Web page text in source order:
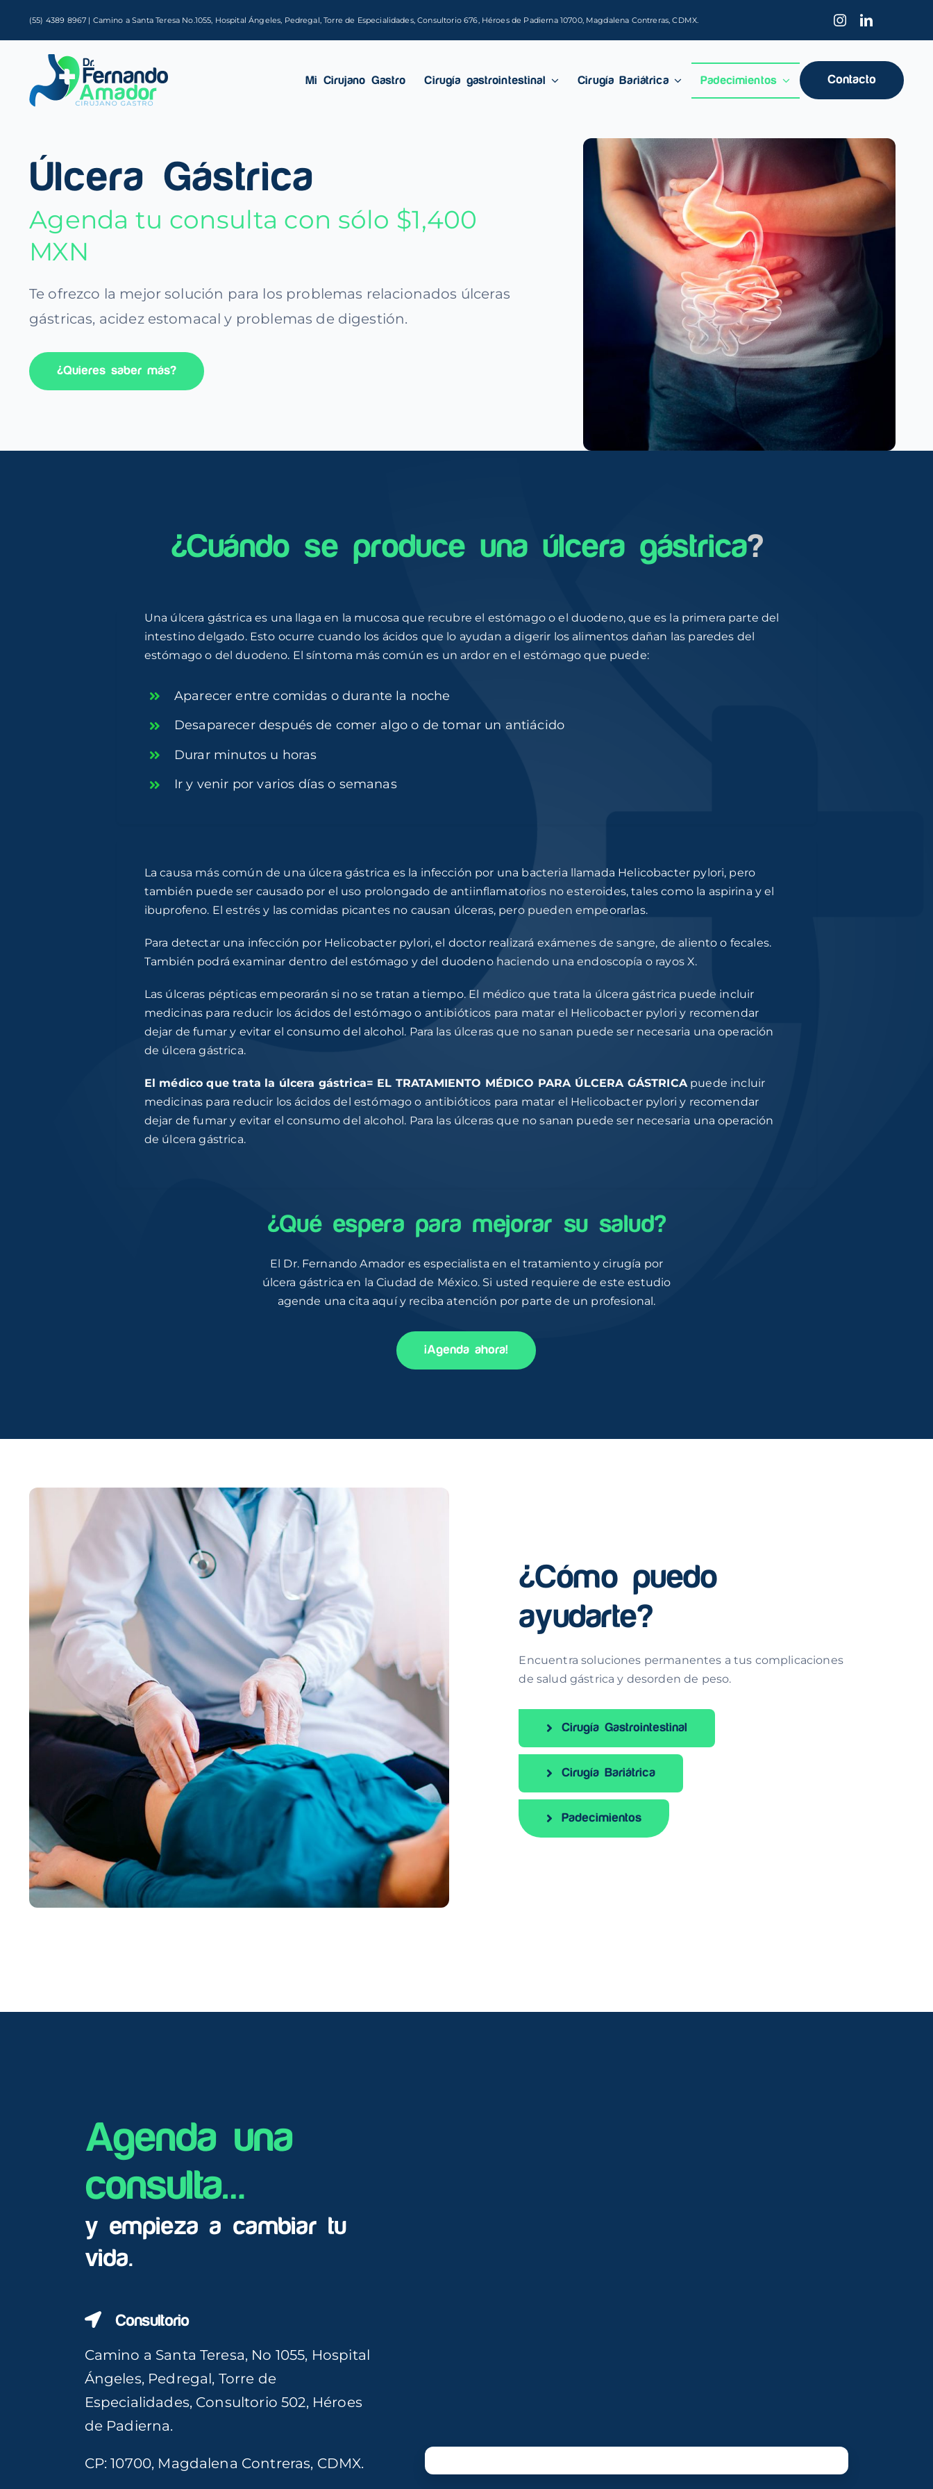
contenido
(55) 4389 8967 | Camino a Santa Teresa No.1055, Hospital Ángeles, Pedregal, Torre de Especialidades, Consultorio 676, Héroes de Padierna 10700, Magdalena Contreras, CDMX.
Mi Cirujano Gastro Cirugía gastrointestinal Cirugía Bariátrica Padecimientos Contacto
Úlcera Gástrica
Agenda tu consulta con sólo $1,400
MXN
Te ofrezco la mejor solución para los problemas relacionados úlceras
gástricas, acidez estomacal y problemas de digestión.
¿Quieres saber más?
¿Cuándo se produce una úlcera gástrica?
Una úlcera gástrica es una llaga en la mucosa que recubre el estómago o el duodeno, que es la primera parte del
intestino delgado. Esto ocurre cuando los ácidos que lo ayudan a digerir los alimentos dañan las paredes del
estómago o del duodeno. El síntoma más común es un ardor en el estómago que puede:
Aparecer entre comidas o durante la noche
Desaparecer después de comer algo o de tomar un antiácido
Durar minutos u horas
Ir y venir por varios días o semanas
La causa más común de una úlcera gástrica es la infección por una bacteria llamada Helicobacter pylori, pero
también puede ser causado por el uso prolongado de antiinflamatorios no esteroides, tales como la aspirina y el
ibuprofeno. El estrés y las comidas picantes no causan úlceras, pero pueden empeorarlas.
Para detectar una infección por Helicobacter pylori, el doctor realizará exámenes de sangre, de aliento o fecales.
También podrá examinar dentro del estómago y del duodeno haciendo una endoscopía o rayos X.
Las úlceras pépticas empeorarán si no se tratan a tiempo. El médico que trata la úlcera gástrica puede incluir
medicinas para reducir los ácidos del estómago o antibióticos para matar el Helicobacter pylori y recomendar
dejar de fumar y evitar el consumo del alcohol. Para las úlceras que no sanan puede ser necesaria una operación
de úlcera gástrica.
El médico que trata la úlcera gástrica= EL TRATAMIENTO MÉDICO PARA ÚLCERA GÁSTRICApuede incluir
medicinas para reducir los ácidos del estómago o antibióticos para matar el Helicobacter pylori y recomendar
dejar de fumar y evitar el consumo del alcohol. Para las úlceras que no sanan puede ser necesaria una operación
de úlcera gástrica.
¿Qué espera para mejorar su salud?
El Dr. Fernando Amador es especialista en el tratamiento y cirugía por
úlcera gástrica en la Ciudad de México. Si usted requiere de este estudio
agende una cita aquí y reciba atención por parte de un profesional.
¡Agenda ahora!
¿Cómo puedo
ayudarte?
Encuentra soluciones permanentes a tus complicaciones
de salud gástrica y desorden de peso.
Cirugía Gastrointestinal
Cirugía Bariátrica
Padecimientos
Agenda una
consulta…
y empieza a cambiar tu
vida.
Consultorio
Camino a Santa Teresa, No 1055, Hospital
Ángeles, Pedregal, Torre de
Especialidades, Consultorio 502, Héroes
de Padierna.
CP: 10700, Magdalena Contreras, CDMX.